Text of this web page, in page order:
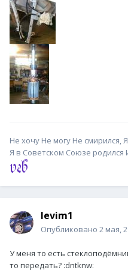
Не хочу Не могу Не смирился,
Я в Советском Союзе
levim1
Опубликовано 2 мая,
У меня то есть
то передать? :dntknw: